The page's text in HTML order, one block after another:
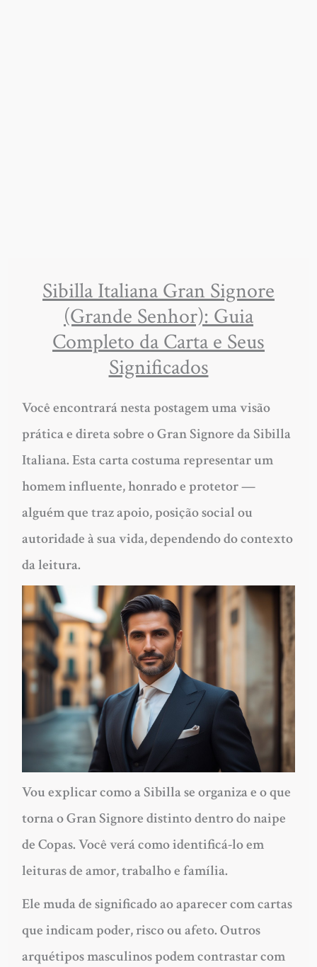
Sibilla Italiana Gran Signore
(Grande Senhor): Guia
Completo da Carta e Seus
Significados
Você encontrará nesta postagem uma visão
prática e direta sobre o Gran Signore da Sibilla
Italiana.Esta carta costuma representar um
homem influente, honrado e protetor —
alguém que traz apoio, posição social ou
autoridade à sua vida, dependendo do contexto
da leitura.
Vou explicar como a Sibilla se organiza e o que
torna o Gran Signore distinto dentro do naipe
de Copas. Você verá como identificá-lo em
leituras de amor, trabalho e família.
Ele muda de significado ao aparecer com cartas
que indicam poder, risco ou afeto. Outros
arquétipos masculinos podem contrastar com